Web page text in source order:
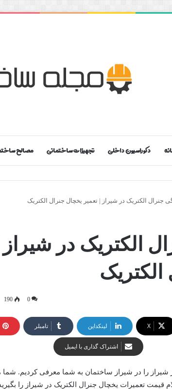
دکوراسیون داخلی تجهیزات ساختمانی مصالح
جنرال الکتریک در شیراز | تعمیر یخچال جنرال الکتریک
الکتریک در شیراز
0
190
X لینکداین تامبلر
اشتراک گذاری با ایمیل
شیراز را در شیراز ساختمان به شما معرفی کردیم. شما
تعمیرات یخچال جنرال الکتریک در شیراز را